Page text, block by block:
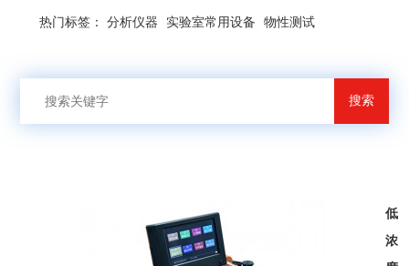
热门标签： 分析仪器 实验室常用设备 物性测试
搜索
低
浓